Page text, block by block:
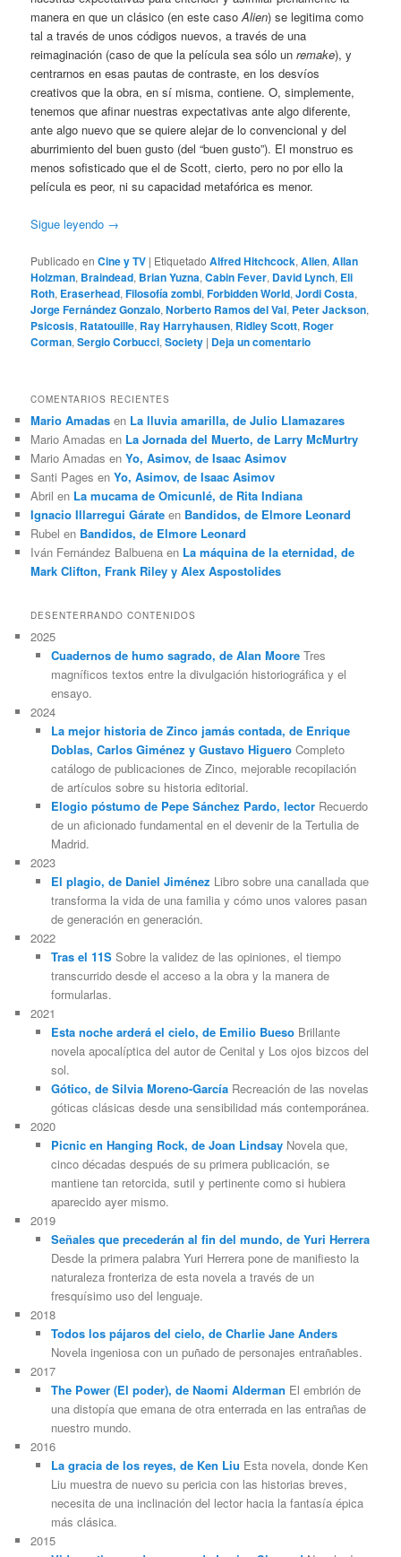
manera en que un clásico (en este casoAlien) se legitima como
tal a través de unos códigos nuevos, a través de una
reimaginación (caso de que la película sea sólo unremake), y
centrarnos en esas pautas de contraste, en los desvíos
creativos que la obra, en sí misma, contiene. O, simplemente,
tenemos que afinar nuestras expectativas ante algo diferente,
ante algo nuevo que se quiere alejar de lo convencional y del
aburrimiento del buen gusto (del “buen gusto”). El monstruo es
menos sofisticado que el de Scott, cierto, pero no por ello la
película es peor, ni su capacidad metafórica es menor.
Sigue leyendo →
Publicado en Cine y TV | Etiquetado Alfred Hitchcock,Alien,Allan
Holzman, Braindead, Brian Yuzna,Cabin Fever, David Lynch, Eli
Roth, Eraserhead,Filosofía zombi,Forbidden World,Jordi Costa,
Jorge Fernández Gonzalo,Norberto Ramos del Val, Peter Jackson,
Psicosis, Ratatouille, Ray Harryhausen, Ridley Scott, Roger
Corman,Sergio Corbucci,Society | Deja un comentario
COMENTARIOS RECIENTES
Mario Amadas en La lluvia amarilla, de Julio Llamazares
Mario Amadas en La Jornada del Muerto, de Larry McMurtry
Mario Amadas enYo, Asimov, de Isaac Asimov
Santi Pages enYo, Asimov, de Isaac Asimov
Abril en La mucama de Omicunlé, de Rita Indiana
Ignacio Illarregui Gárate en Bandidos, de Elmore Leonard
Rubel en Bandidos, de Elmore Leonard
Iván Fernández Balbuena en La máquina de la eternidad, de
Mark Clifton, Frank Riley y Alex Aspostolides
DESENTERRANDO CONTENIDOS
2025
Cuadernos de humo sagrado, de Alan MooreTres
magníficos textos entre la divulgación historiográfica y el
ensayo.
2024
La mejor historia de Zinco jamás contada, de Enrique
Doblas, Carlos Giménez y Gustavo HigueroCompleto
catálogo de publicaciones de Zinco, mejorable recopilación
de artículos sobre su historia editorial.
Elogio póstumo de Pepe Sánchez Pardo, lectorRecuerdo
de un aficionado fundamental en el devenir de la Tertulia de
Madrid.
2023
El plagio, de Daniel Jiménez Libro sobre una canallada que
transforma la vida de una familia y cómo unos valores pasan
de generación en generación.
2022
Tras el 11SSobre la validez de las opiniones, el tiempo
transcurrido desde el acceso a la obra y la manera de
formularlas.
2021
Esta noche arderá el cielo, de Emilio BuesoBrillante
novela apocalíptica del autor de Cenital y Los ojos bizcos del
sol.
Gótico, de Silvia Moreno-GarcíaRecreación de las novelas
góticas clásicas desde una sensibilidad más contemporánea.
2020
Picnic en Hanging Rock, de Joan LindsayNovela que,
cinco décadas después de su primera publicación, se
mantiene tan retorcida, sutil y pertinente como si hubiera
aparecido ayer mismo.
2019
Señales que precederán al fin del mundo, de Yuri Herrera
Desde la primera palabra Yuri Herrera pone de manifiesto la
naturaleza fronteriza de esta novela a través de un
fresquísimo uso del lenguaje.
2018
Todos los pájaros del cielo, de Charlie Jane Anders
Novela ingeniosa con un puñado de personajes entrañables.
2017
The Power (El poder), de Naomi Alderman El embrión de
una distopía que emana de otra enterrada en las entrañas de
nuestro mundo.
2016
La gracia de los reyes, de Ken Liu Esta novela, donde Ken
Liu muestra de nuevo su pericia con las historias breves,
necesita de una inclinación del lector hacia la fantasía épica
más clásica.
2015